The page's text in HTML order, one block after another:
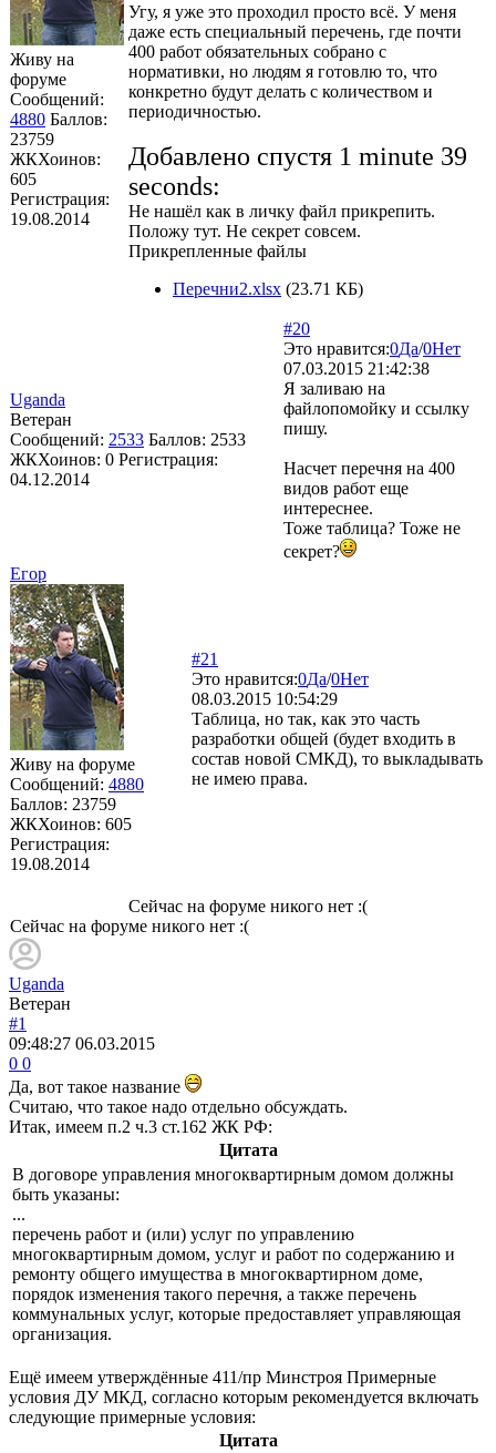
Живу на
форуме
Сообщений:
4880 Баллов:
23759
ЖКХоинов:
605
Регистрация:
19.08.2014
Угу, я уже это проходил просто всё. У меня
даже есть специальный перечень, где почти
400 работ обязательных собрано с
нормативки, но людям я готовлю то, что
конкретно будут делать с количеством и
периодичностью.
Добавлено спустя 1 minute 39
seconds:
Не нашёл как в личку файл прикрепить.
Положу тут. Не секрет совсем.
Прикрепленные файлы
Перечни2.xlsx (23.71 КБ)
Uganda
Ветеран
Сообщений: 2533 Баллов: 2533
ЖКХоинов: 0 Регистрация:
04.12.2014
#20
Это нравится:0Да/0Нет
07.03.2015 21:42:38
Я заливаю на
файлопомойку и ссылку
пишу.
Насчет перечня на 400
видов работ еще
интереснее.
Тоже таблица? Тоже не
секрет?
Егор
Живу на форуме
Сообщений: 4880
Баллов: 23759
ЖКХоинов: 605
Регистрация:
19.08.2014
#21
Это нравится:0Да/0Нет
08.03.2015 10:54:29
Таблица, но так, как это часть
разработки общей (будет входить в
состав новой СМКД), то выкладывать
не имею права.
Сейчас на форуме никого нет :(
Сейчас на форуме никого нет :(
Uganda
Ветеран
#1
09:48:27 06.03.2015
0 0
Да, вот такое название
Считаю, что такое надо отдельно обсуждать.
Итак, имеем п.2 ч.3 ст.162 ЖК РФ:
Цитата
В договоре управления многоквартирным домом должны
быть указаны:
...
перечень работ и (или) услуг по управлению
многоквартирным домом, услуг и работ по содержанию и
ремонту общего имущества в многоквартирном доме,
порядок изменения такого перечня, а также перечень
коммунальных услуг, которые предоставляет управляющая
организация.
Ещё имеем утверждённые 411/пр Минстроя Примерные
условия ДУ МКД, согласно которым рекомендуется включать
следующие примерные условия:
Цитата